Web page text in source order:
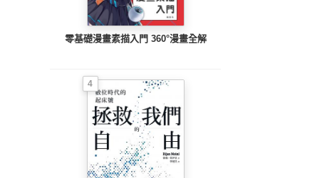
零基礎漫畫素描入門 360°漫畫全解
4